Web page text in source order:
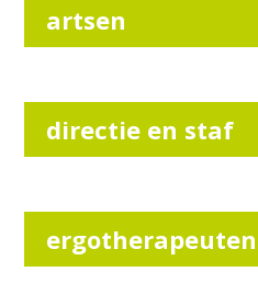
artsen
directie en staf
ergotherapeuten